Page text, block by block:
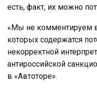
есть, факт, их можно
«Мы не комментируем
которых содержатся
некорректной
антироссийской
в «Автоторе».